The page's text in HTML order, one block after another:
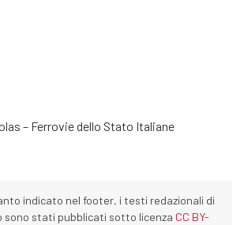
– Ferrovie dello Stato Italiane
indicato nel footer, i testi redazionali di
sono stati pubblicati sotto licenza CC BY-